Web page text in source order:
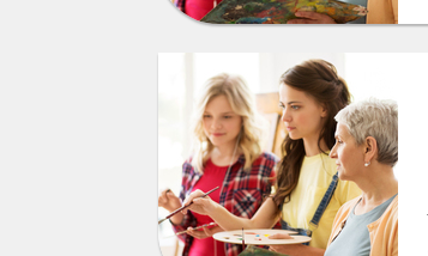
Hede
Hedemora
Hemse
Henån
Hjälteby